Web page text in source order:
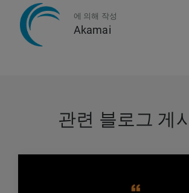
에 의해 작성
Akamai
관련 블로그 게